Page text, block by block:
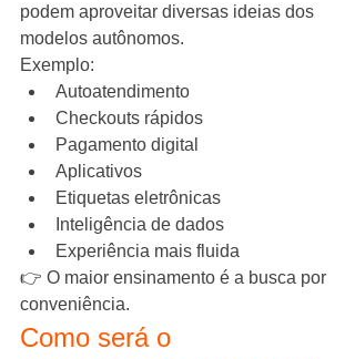
podem aproveitar diversas ideias dos
modelos autônomos.
Exemplo:
Autoatendimento
Checkouts rápidos
Pagamento digital
Aplicativos
Etiquetas eletrônicas
Inteligência de dados
Experiência mais fluida
👉 O maior ensinamento é a busca por
conveniência.
Como será o